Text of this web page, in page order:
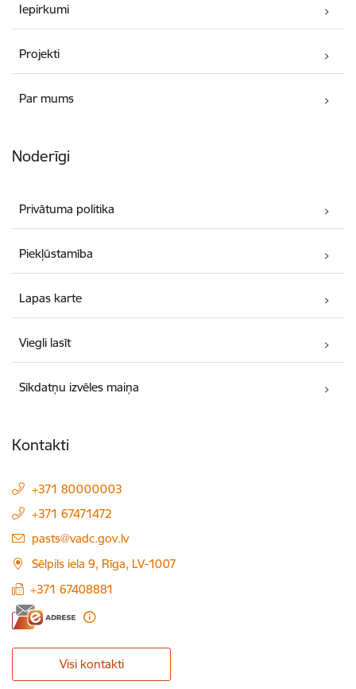
Iepirkumi
Projekti
Par mums
Noderīgi
Privātuma politika
Piekļūstamība
Lapas karte
Viegli lasīt
Sīkdatņu izvēles maiņa
Kontakti
+371 80000003
+371 67471472
E-pasts:
pasts@vadc.gov.lv
Sēlpils iela 9, Rīga, LV-1007
+371 67408881
Visi kontakti